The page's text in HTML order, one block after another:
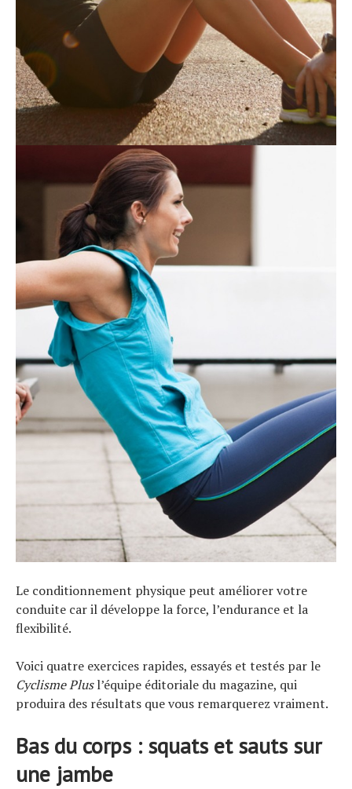
Le conditionnement physique peut améliorer votre
conduite car il développe la force, l’endurance et la
flexibilité.
Voici quatre exercices rapides, essayés et testés par le
Cyclisme Plusl’équipe éditoriale du magazine, qui
produira des résultats que vous remarquerez vraiment.
Bas du corps : squats et sauts sur
une jambe